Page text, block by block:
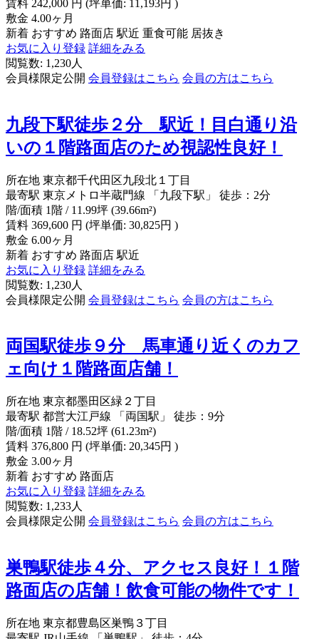
賃料 242,000 円 (坪単価: 11,193円 )
敷金 4.00ヶ月
新着 おすすめ 路面店 駅近 重食可能 居抜き
お気に入り登録 詳細をみる
閲覧数: 1,230人
会員様限定公開 会員登録はこちら 会員の方はこちら
九段下駅徒歩２分 駅近！目白通り沿
いの１階路面店のため視認性良好！
所在地 東京都千代田区九段北１丁目
最寄駅 東京メトロ半蔵門線 「九段下駅」 徒歩：2分
階/面積 1階 / 11.99坪 (39.66m²)
賃料 369,600 円 (坪単価: 30,825円 )
敷金 6.00ヶ月
新着 おすすめ 路面店 駅近
お気に入り登録 詳細をみる
閲覧数: 1,230人
会員様限定公開 会員登録はこちら 会員の方はこちら
両国駅徒歩９分 馬車通り近くのカフ
ェ向け１階路面店舗！
所在地 東京都墨田区緑２丁目
最寄駅 都営大江戸線 「両国駅」 徒歩：9分
階/面積 1階 / 18.52坪 (61.23m²)
賃料 376,800 円 (坪単価: 20,345円 )
敷金 3.00ヶ月
新着 おすすめ 路面店
お気に入り登録 詳細をみる
閲覧数: 1,233人
会員様限定公開 会員登録はこちら 会員の方はこちら
巣鴨駅徒歩４分、アクセス良好！１階
路面店の店舗！飲食可能の物件です！
所在地 東京都豊島区巣鴨３丁目